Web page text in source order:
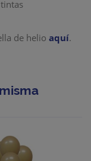
de helio aquí.